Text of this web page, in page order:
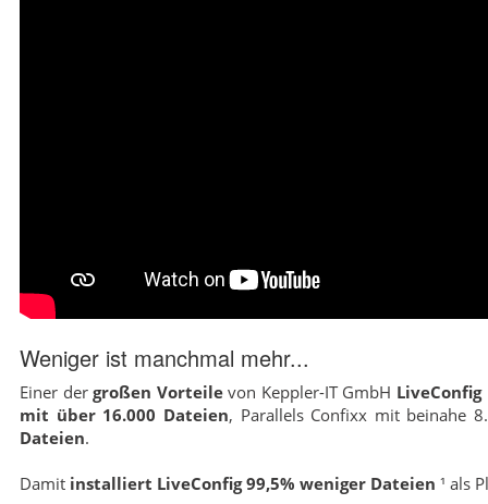
Weniger ist manchmal mehr...
Einer dergroßen Vorteilevon Keppler-IT GmbH LiveConfig
mit über 16.000 Dateien, Parallels Confixx mit beinahe
Dateien.
Damit installiert LiveConfig 99,5% weniger Dateien ¹ als